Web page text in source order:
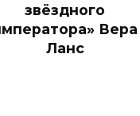
звёздного
Вера
Ланс